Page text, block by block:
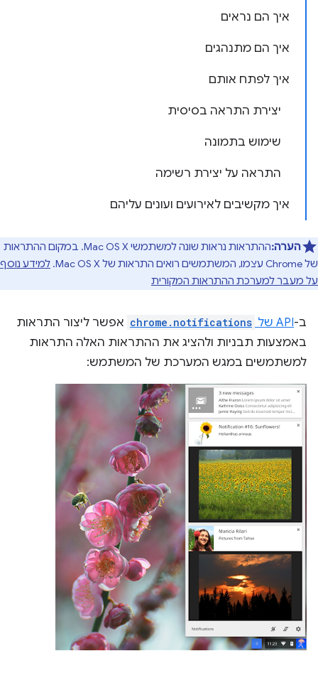
איך הם נראים
איך הם מתנהגים
איך לפתח אותם
יצירת התראה בסיסית
שימוש בתמונה
התראה על יצירת רשימה
איך מקשיבים לאירועים ועונים עליהם
הערה:
ההתראות נראות שונה למשתמשי Mac OS X. במקום ההתראות
של Chrome עצמו, המשתמשים רואים התראות של Mac OS X.
למידע נוסף
על מעבר למערכת ההתראות המקורית
ב-API של chrome.notifications אפשר ליצור התראות
באמצעות תבניות ולהציג את ההתראות האלה התראות
למשתמשים במגש המערכת של המשתמש: